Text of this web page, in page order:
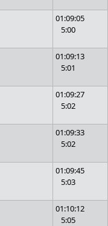
01:09:05
5:00
01:09:13
5:01
01:09:27
5:02
01:09:33
5:02
01:09:45
5:03
01:10:12
5:05